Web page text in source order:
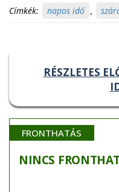
Címkék: napos idő ,
RÉSZLETES
FRONTHATÁS
NINCS